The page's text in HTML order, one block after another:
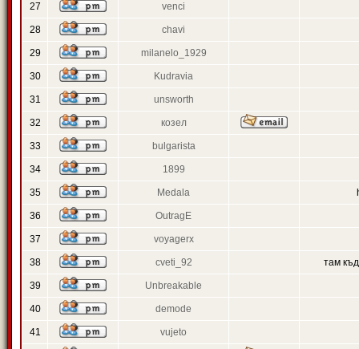
27 venci
28 chavi
29 milanelo_1929
30 Kudravia
31 unsworth
32 козел
33 bulgarista
34 1899
35 Medala
36 OutragE
37 voyagerx
38 cveti_92 там
39 Unbreakable
40 demode
41 vujeto